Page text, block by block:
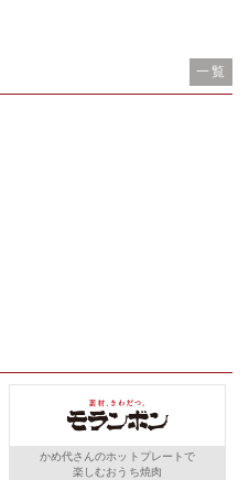
一覧
かめ代さんのホットプレートで
楽しむおうち焼肉